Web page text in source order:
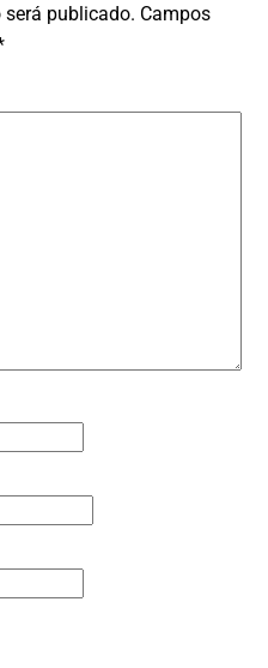
será publicado. Campos